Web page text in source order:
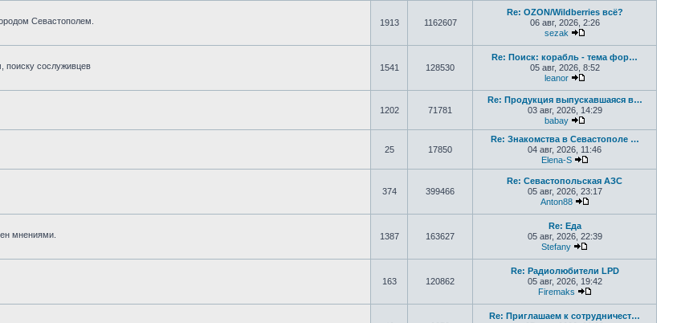
Севастополем.
1913 1162607
Re: OZON/Wildberries всё?
06 авг, 2026, 2:26
sezak
поиску сослуживцев
1541 128530
Re: Поиск: корабль - тема фор…
05 авг, 2026, 8:52
leanor
1202 71781
Re: Продукция выпускавшаяся в…
03 авг, 2026, 14:29
babay
Перейти к
25 17850
Re: Знакомства в Севастополе …
04 авг, 2026, 11:46
Elena-S
Перейти к
374 399466
Re: Севастопольская АЗС
05 авг, 2026, 23:17
Anton88
мнениями.
1387 163627
Re: Еда
05 авг, 2026, 22:39
Stefany
163 120862
Re: Радиолюбители LPD
05 авг, 2026, 19:42
Firemaks
Re: Приглашаем к сотрудничест…